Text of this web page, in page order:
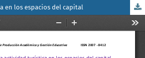
en los espacios del capital